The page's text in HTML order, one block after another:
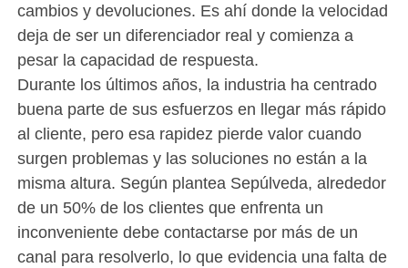
cambios y devoluciones. Es ahí donde la velocidad
deja de ser un diferenciador real y comienza a
pesar la capacidad de respuesta.
Durante los últimos años, la industria ha centrado
buena parte de sus esfuerzos en llegar más rápido
al cliente, pero esa rapidez pierde valor cuando
surgen problemas y las soluciones no están a la
misma altura. Según plantea Sepúlveda, alrededor
de un 50% de los clientes que enfrenta un
inconveniente debe contactarse por más de un
canal para resolverlo, lo que evidencia una falta de